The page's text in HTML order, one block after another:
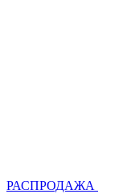
РАСПРОДАЖА